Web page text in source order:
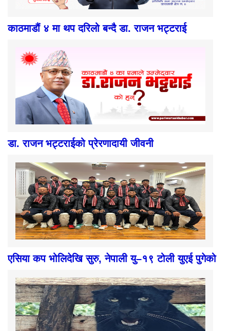
काठमाडौं ४ मा थप दरिलो बन्दै डा. राजन भट्टराई
डा. राजन भट्टराईको प्रेरणादायी जीवनी
एसिया कप भोलिदेखि सुरु, नेपाली यु–१९ टोली युएई पुगेको